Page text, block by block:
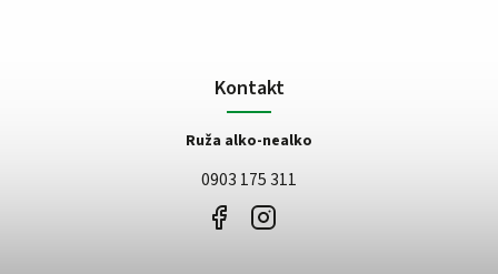
Kontakt
Ruža alko-nealko
0903 175 311